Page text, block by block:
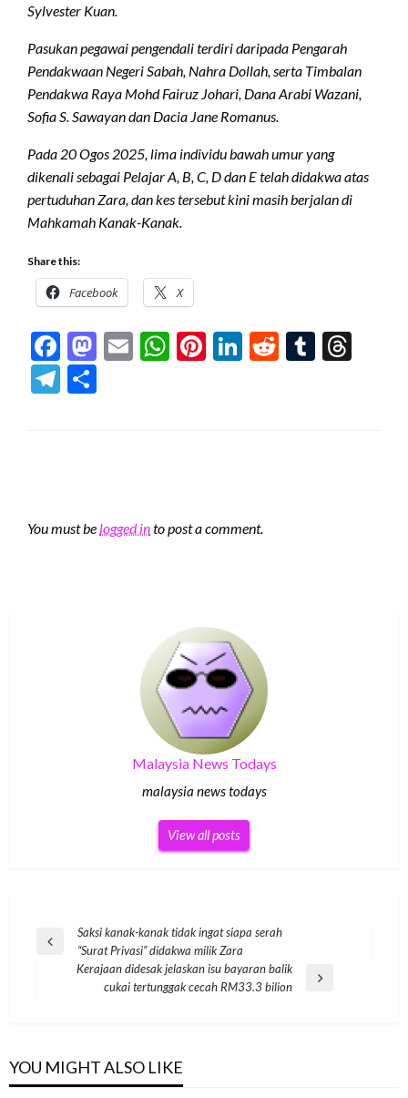
Sylvester Kuan.
Pasukan pegawai pengendali terdiri daripada Pengarah
Pendakwaan Negeri Sabah, Nahra Dollah, serta Timbalan
Pendakwa Raya Mohd Fairuz Johari, Dana Arabi Wazani,
Sofia S. Sawayan dan Dacia Jane Romanus.
Pada 20 Ogos 2025, lima individu bawah umur yang
dikenali sebagai Pelajar A, B, C, D dan E telah didakwa atas
pertuduhan Zara, dan kes tersebut kini masih berjalan di
Mahkamah Kanak-Kanak.
Share this:
Facebook X
Facebook
Mastodon
EmailWhatsApp
Pinterest
LinkedIn
RedditTumblr
Telegram
You must be logged into post a comment.
Malaysia News Todays
malaysia news todays
View all posts
Post
navigation
Previous
Saksi kanak-kanak tidak ingat siapa serah
“Surat Privasi” didakwa milik Zara
Kerajaan didesak jelaskan isu bayaran balik
cukai tertunggak cecah RM33.3 bilion
YOU MIGHT ALSO LIKE